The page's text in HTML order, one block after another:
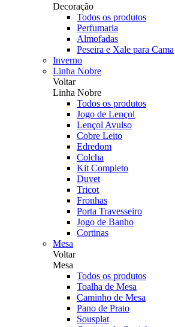
Decoração
Todos os produtos
Perfumaria
Almofadas
Peseira e Xale para Cama
Inverno
Linha Nobre
Voltar
Linha Nobre
Todos os produtos
Jogo de Lençol
Lençol Avulso
Cobre Leito
Edredom
Colcha
Kit Completo
Duvet
Tricot
Fronhas
Porta Travesseiro
Jogo de Banho
Cortinas
Mesa
Voltar
Mesa
Todos os produtos
Toalha de Mesa
Caminho de Mesa
Pano de Prato
Sousplat